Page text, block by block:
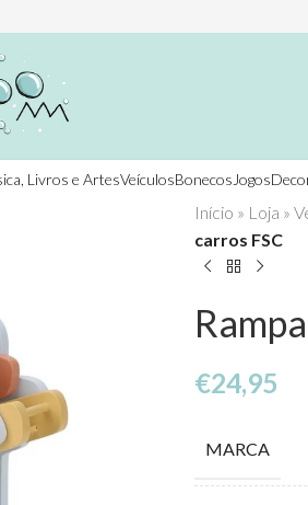
Livros e ArtesVeículosBonecos Jogos
Início » Loja »
carros FSC
€24,95
MARCA